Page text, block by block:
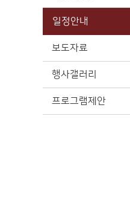
일정안내
보도자료
행사갤러리
프로그램제안